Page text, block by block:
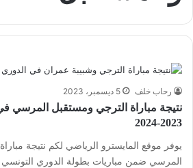
رحاب خلف 5 ديسمبر، 2023
نتيجة مباراة الترجي ومستقبل المرسي
2023-2024
يوفر موقع المايسترو الرياضي لكم نتيجة